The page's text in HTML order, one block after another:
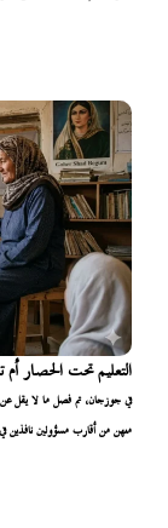
التعليم تحت الحصار
منهن من أقارب مسؤولين نافذين